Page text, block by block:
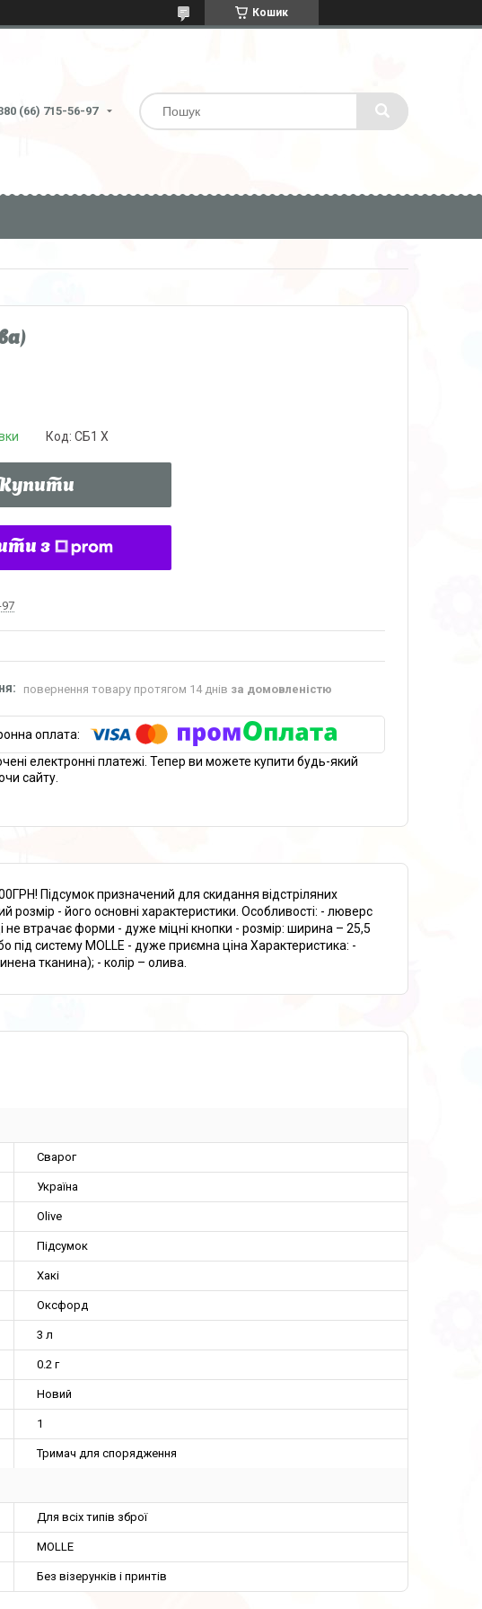
Кошик
(66) 715-56-97
Код: СБ1 Х
з
повернення товару протягом 14 днів за домовленістю
електронні платежі. Тепер ви можете купити будь-який
сайту.
Підсумок призначений для скидання відстріляних
розмір - його основні характеристики. Особливості: - люверс
втрачає форми - дуже міцні кнопки - розмір: ширина – 25,5
під систему MOLLE - дуже приємна ціна Характеристика: -
тканина); - колір – олива.
Сварог
Україна
Olive
Підсумок
Хакі
Оксфорд
3 л
0.2 г
Новий
1
Тримач для спорядження
Для всіх типів зброї
MOLLE
Без візерунків і принтів